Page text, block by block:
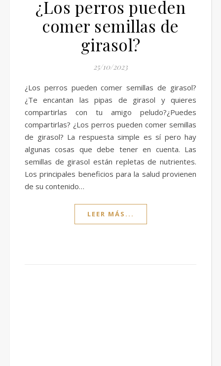
¿Los perros pueden
comer semillas de
girasol?
25/10/2023
¿Los perros pueden comer semillas de girasol?
¿Te encantan las pipas de girasol y quieres
compartirlas con tu amigo peludo?¿Puedes
compartirlas? ¿Los perros pueden comer semillas
de girasol? La respuesta simple es sí pero hay
algunas cosas que debe tener en cuenta. Las
semillas de girasol están repletas de nutrientes.
Los principales beneficios para la salud provienen
de su contenido…
LEER MÁS...